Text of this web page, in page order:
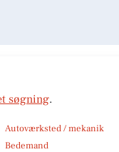
søgning.
Autoværksted / mekanik
Bedemand